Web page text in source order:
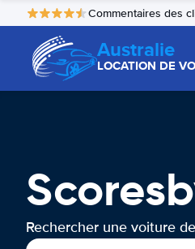
Commentaires des
Australie
LOCATION DE
Rechercher une voiture